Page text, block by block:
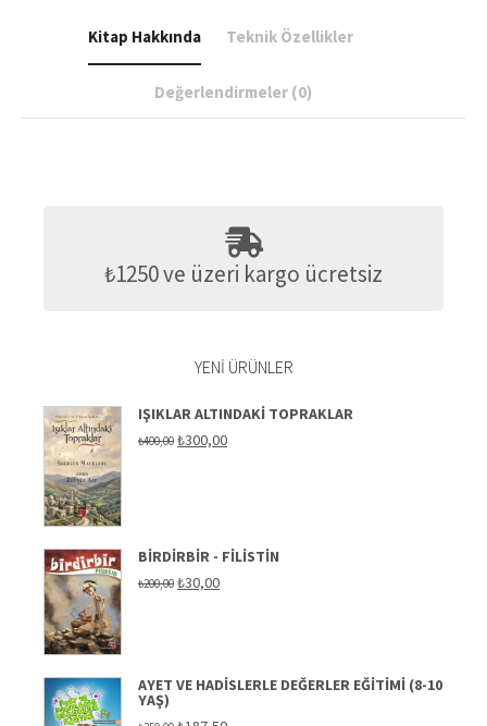
2005
YILLIĞI
Kitap Hakkında Teknik Özellikler
Değerlendirmeler (0)
₺1250 ve üzeri kargo ücretsiz
YENI ÜRÜNLER
IŞIKLAR ALTINDAKI TOPRAKLAR
₺400,00 Orijinal
fiyat:
₺300,00Şu
andaki
BIRDIRBIR - FILISTIN
₺200,00 Orijinal
₺30,00Şu
AYET VE HADISLERLE DEĞERLER EĞITIMI (8-10
YAŞ)